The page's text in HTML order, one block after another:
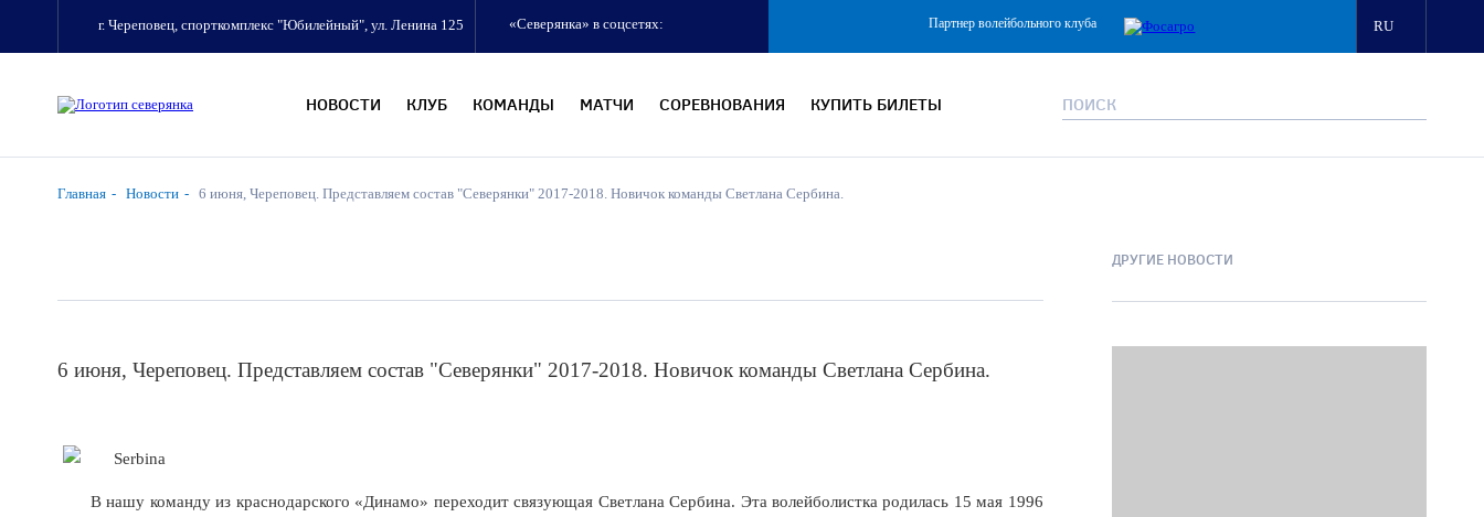
г. Череповец, спорткомплекс "Юбилейный", ул. Ленина 125 «Северянка» в соцсетях: Партнер волейбольного клуба RU
НОВОСТИ КЛУБ КОМАНДЫ МАТЧИ СОРЕВНОВАНИЯ КУПИТЬ БИЛЕТЫ
Главная Новости 6 июня, Череповец. Представляем состав "Северянки" 2017-2018. Новичок команды Светлана Сербина.
6 июня, Череповец. Представляем состав "Северянки" 2017-2018. Новичок команды Светлана Сербина.
В нашу команду из краснодарского «Динамо» переходит связующая Светлана Сербина. Эта волейболистка родилась 15 мая 1996
ДРУГИЕ НОВОСТИ